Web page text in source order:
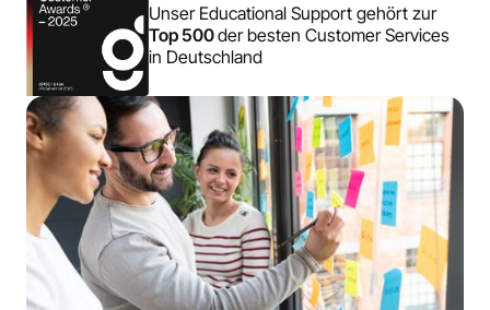
Unser Educational Support gehört zur
Top 500der besten Customer Services
in Deutschland